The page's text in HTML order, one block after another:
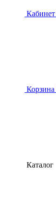
Кабинет
Корзина
Каталог